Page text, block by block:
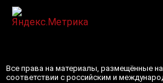
Все права на материалы, размещённые
соответствии с российским и